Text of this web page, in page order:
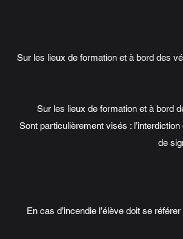
Sur les lieux de formation et à bord des
Sur les lieux de formation et à bord
Sont particulièrement visés :
de
En cas d’incendie l’élève doit se